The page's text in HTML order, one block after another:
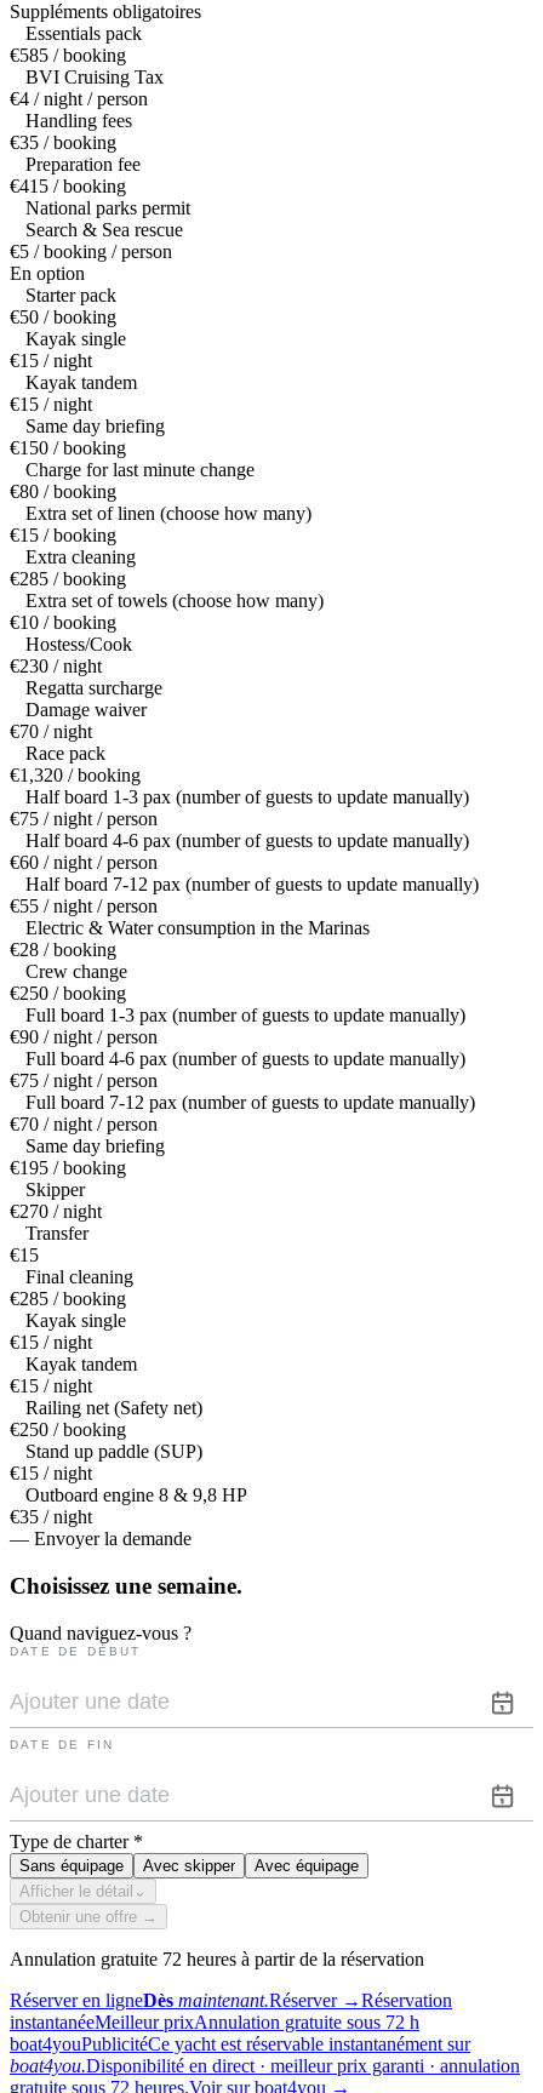
Suppléments obligatoires
Essentials pack
€585 / booking
BVI Cruising Tax
€4 / night / person
Handling fees
€35 / booking
Preparation fee
€415 / booking
National parks permit
Search & Sea rescue
€5 / booking / person
En option
Starter pack
€50 / booking
Kayak single
€15 / night
Kayak tandem
€15 / night
Same day briefing
€150 / booking
Charge for last minute change
€80 / booking
Extra set of linen (choose how many)
€15 / booking
Extra cleaning
€285 / booking
Extra set of towels (choose how many)
€10 / booking
Hostess/Cook
€230 / night
Regatta surcharge
Damage waiver
€70 / night
Race pack
€1,320 / booking
Half board 1-3 pax (number of guests to update manually)
€75 / night / person
Half board 4-6 pax (number of guests to update manually)
€60 / night / person
Half board 7-12 pax (number of guests to update manually)
€55 / night / person
Electric & Water consumption in the Marinas
€28 / booking
Crew change
€250 / booking
Full board 1-3 pax (number of guests to update manually)
€90 / night / person
Full board 4-6 pax (number of guests to update manually)
€75 / night / person
Full board 7-12 pax (number of guests to update manually)
€70 / night / person
Same day briefing
€195 / booking
Skipper
€270 / night
Transfer
€15
Final cleaning
€285 / booking
Kayak single
€15 / night
Kayak tandem
€15 / night
Railing net (Safety net)
€250 / booking
Stand up paddle (SUP)
€15 / night
Outboard engine 8 & 9,8 HP
€35 / night
— Envoyer la demande
Choisissez une semaine.
Quand naviguez-vous ?
DATE DE DÉBUT
DATE DE FIN
Type de charter *
Sans équipage Avec skipper
Avec équipage
Afficher le détail ⌄
Obtenir une offre →
Annulation gratuite 72 heures à partir de la réservation
Réserver en ligneDès maintenant.Réserver →Réservation
instantanéeMeilleur prixAnnulation gratuite sous 72 h
boat4youPublicitéCe yacht est réservable instantanément sur
boat4you.Disponibilité en direct · meilleur prix garanti · annulation
gratuite sous 72 heures.Voir sur boat4you →